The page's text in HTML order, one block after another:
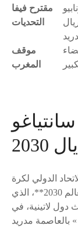
مقترح فيفا
التحديات
موقف
المغرب
الدولي لكرة
القدم (فيفا)** يسعى لإقامة **نهائي كأس العالم 2030**، الذي
دول لاتينية، في